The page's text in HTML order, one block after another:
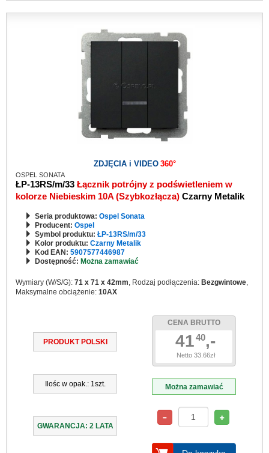
ZDJĘCIA i VIDEO 360°
OSPEL SONATA
ŁP-13RS/m/33 Łącznik potrójny z podświetleniem w
kolorze Niebieskim 10A (Szybkozłącza) Czarny Metalik
Seria produktowa: Ospel Sonata
Producent: Ospel
Symbol produktu: ŁP-13RS/m/33
Kolor produktu: Czarny Metalik
Kod EAN: 5907577446987
Dostępność: Można zamawiać
Wymiary (W/S/G): 71 x 71 x 42mm, Rodzaj podłączenia: Bezgwintowe,
Maksymalne obciążenie: 10AX
PRODUKT POLSKI
Ilośc w opak.: 1szt.
GWARANCJA: 2 LATA
CENA BRUTTO
4140,-
Netto 33.66zł
Można zamawiać